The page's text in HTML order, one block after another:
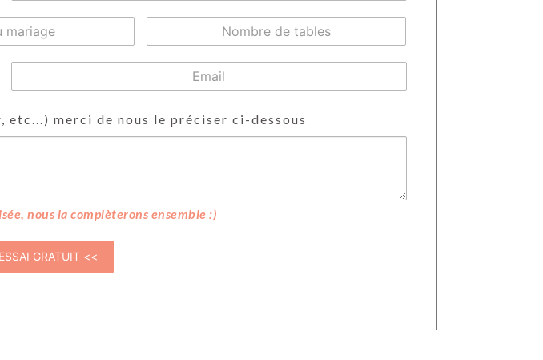
merci de nous le préciser ci-dessous
nous la complèterons ensemble :)